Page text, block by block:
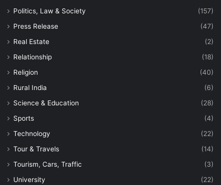
Politics, Law & Society
(157)
Press Release
(47)
Real Estate
(2)
Relationship
(18)
Religion
(40)
Rural India
(6)
Science & Education
(28)
Sports
(4)
Technology
(22)
Tour & Travels
(14)
Tourism, Cars, Traffic
(3)
University
(22)